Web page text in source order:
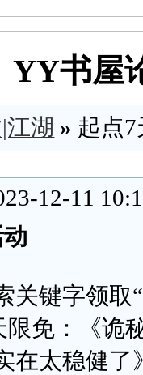
YY书屋
江湖 » 起点
12-11
关键字领取
限免：《
在太稳健了